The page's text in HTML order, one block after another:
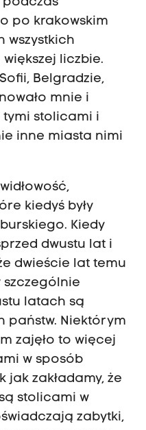
po krakowskim
wszystkich
liczbie.
Belgradzie,
mnie i
tymi stolicami i
inne miasta nimi
kiedyś były
Kiedy
dwustu lat i
dwieście lat temu
szczególnie
latach są
państw. Niektórym
zajęło to więcej
w sposób
jak zakładamy, że
stolicami w
zabytki,